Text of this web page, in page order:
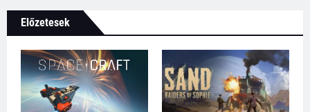
Előzetesek